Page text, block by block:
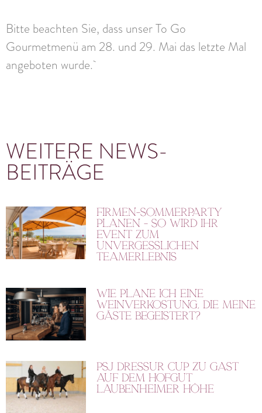
Bitte beachten Sie, dass unser To Go
Gourmetmenü am 28. und 29. Mai das letzte Mal
angeboten wurde.
WEITERE NEWS-
BEITRÄGE
Firmen-Sommerparty
planen – So wird Ihr
Event zum
unvergesslichen
Teamerlebnis
Wie plane ich eine
Weinverkostung, die meine
Gäste begeistert?
PSJ Dressur Cup zu Gast
auf dem Hofgut
Laubenheimer Höhe